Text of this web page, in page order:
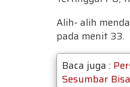
Alih- alih
pada menit 33.
Baca juga :
Sesumbar